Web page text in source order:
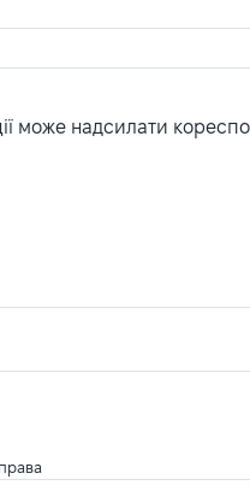
може надсилати